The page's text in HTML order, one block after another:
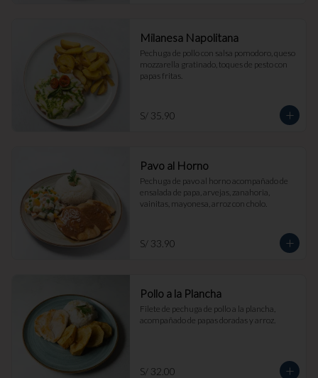
Milanesa Napolitana
Pechuga de pollo con salsa pomodoro, queso
mozzarella gratinado, toques de pesto con
papas fritas.
S/ 35.90
Pavo al Horno
Pechuga de pavo al horno acompañado de
ensalada de papa, arvejas, zanahoria,
vainitas, mayonesa, arroz con cholo.
S/ 33.90
Pollo a la Plancha
Filete de pechuga de pollo a la plancha,
acompañado de papas doradas y arroz.
S/ 32.00